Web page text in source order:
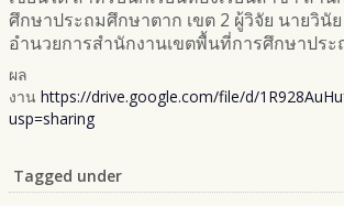
ศึกษาประถมศึกษาตาก เขต 2 ผู้วิจัย นายวินั
อำนวยการสำนักงานเขตพื้นที่การศึกษาประ
ผล
งาน https://drive.google.com/file/d/
usp=sharing
Tagged under